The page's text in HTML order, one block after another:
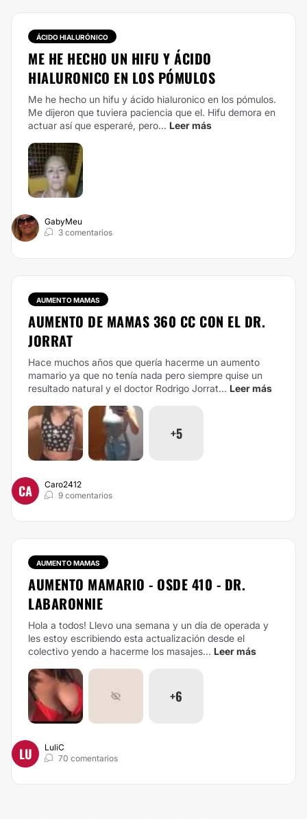
ÁCIDO HIALURÓNICO
ME HE HECHO UN HIFU Y ÁCIDO
HIALURONICO EN LOS PÓMULOS
Me he hecho un hifu y ácido hialuronico en los pómulos.
Me dijeron que tuviera paciencia que el. Hifu demora en
actuar así que esperaré, pero... Leer más
GabyMeu
3 comentarios
AUMENTO MAMAS
AUMENTO DE MAMAS 360 CC CON EL DR.
JORRAT
Hace muchos años que quería hacerme un aumento
mamario ya que no tenía nada pero siempre quise un
resultado natural y el doctor Rodrigo Jorrat... Leer más
+5
CA
Caro2412
9 comentarios
AUMENTO MAMAS
AUMENTO MAMARIO - OSDE 410 - DR.
LABARONNIE
Hola a todos! Llevo una semana y un día de operada y
les estoy escribiendo esta actualización desde el
colectivo yendo a hacerme los masajes... Leer más
+6
LU
LuliC
70 comentarios